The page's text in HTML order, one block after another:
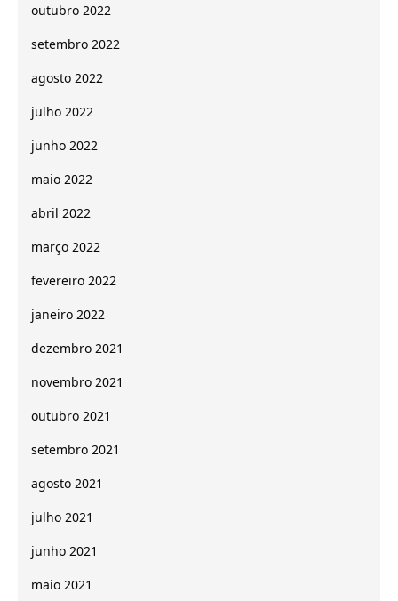
outubro 2022
setembro 2022
agosto 2022
julho 2022
junho 2022
maio 2022
abril 2022
março 2022
fevereiro 2022
janeiro 2022
dezembro 2021
novembro 2021
outubro 2021
setembro 2021
agosto 2021
julho 2021
junho 2021
maio 2021